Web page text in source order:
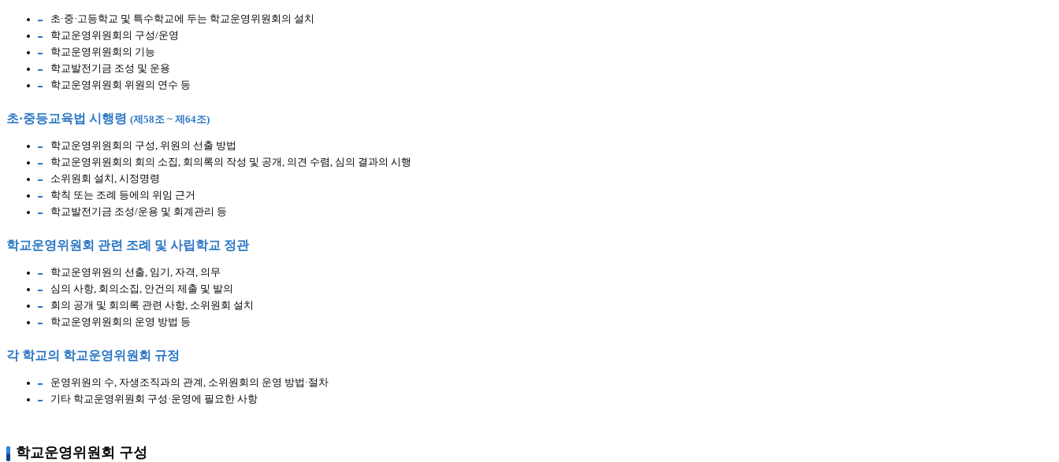
초·중·고등학교 및 특수학교에 두는 학교운영위원회의 설치
학교운영위원회의 구성/운영
학교운영위원회의 기능
학교발전기금 조성 및 운용
학교운영위원회 위원의 연수 등
초·중등교육법 시행령 (제58조 ~ 제64조)
학교운영위원회의 구성, 위원의 선출 방법
학교운영위원회의 회의 소집, 회의록의 작성 및 공개, 의견 수렴, 심의 결과의 시행
소위원회 설치, 시정명령
학칙 또는 조례 등에의 위임 근거
학교발전기금 조성/운용 및 회계관리 등
학교운영위원회 관련 조례 및 사립학교 정관
학교운영위원의 선출, 임기, 자격, 의무
심의 사항, 회의소집, 안건의 제출 및 발의
회의 공개 및 회의록 관련 사항, 소위원회 설치
학교운영위원회의 운영 방법 등
각 학교의 학교운영위원회 규정
운영위원의 수, 자생조직과의 관계, 소위원회의 운영 방법·절차
기타 학교운영위원회 구성·운영에 필요한 사항
학교운영위원회 구성